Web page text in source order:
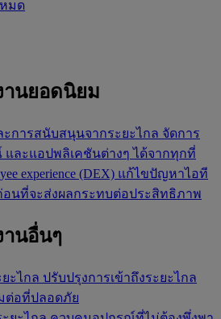
มด
นยอดนิยม
ะการสนับสนุนจากระยะไกล จัดการ
ละแอปพลิเคชันต่างๆ ได้จากทุกที่
experience (DEX) แก้ไขปัญหาไอที
อนที่จะส่งผลกระทบต่อประสิทธิภาพ
นอื่นๆ
ยะไกล ปรับปรุงการเข้าถึงระยะไกล
ต่อที่ปลอดภัย